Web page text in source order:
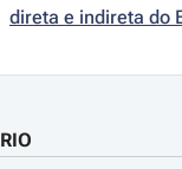
direta e indireta do